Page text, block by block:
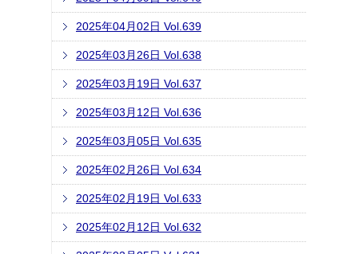
2025年04月02日 Vol.639
2025年03月26日 Vol.638
2025年03月19日 Vol.637
2025年03月12日 Vol.636
2025年03月05日 Vol.635
2025年02月26日 Vol.634
2025年02月19日 Vol.633
2025年02月12日 Vol.632